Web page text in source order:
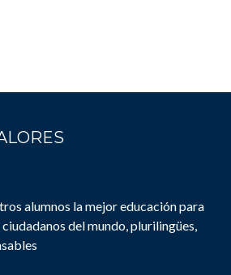
alumnos la mejor educación para
del mundo, plurilingües,